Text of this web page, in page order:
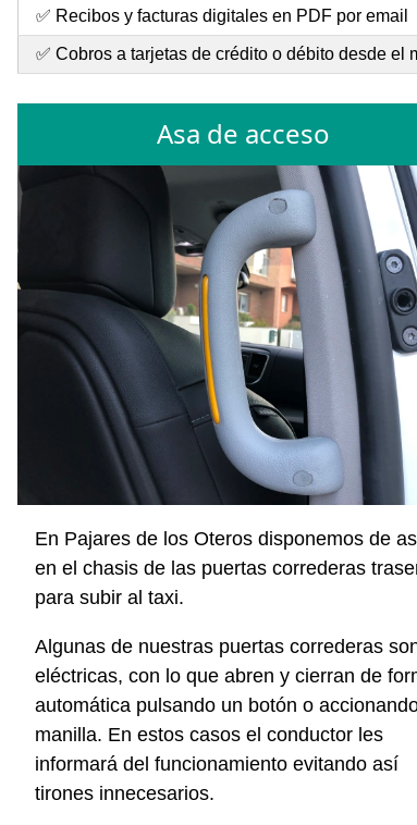
✅ Recibos y facturas digitales en PDF por email
✅ Cobros a tarjetas de crédito o débito desde el
Asa de acceso
En Pajares de los Oteros disponemos de
en el chasis de las puertas correderas
para subir al taxi.
Algunas de nuestras puertas correderas
eléctricas, con lo que abren y cierran de
automática pulsando un botón o
manilla. En estos casos el conductor les
informará del funcionamiento evitando así
tirones innecesarios.